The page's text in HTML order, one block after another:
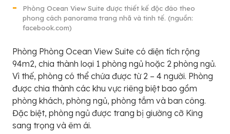
Phòng Ocean View Suite được thiết kế độc đáo theo
phong cách panorama trang nhã và tinh tế. (nguồn:
facebook.com)
Phòng Phòng Ocean View Suite có diện tích rộng
94m2, chia thành loại 1 phòng ngủ hoặc 2 phòng ngủ.
Vì thế, phòng có thể chứa được từ 2 – 4 người. Phòng
được chia thành các khu vực riêng biệt bao gồm
phòng khách, phòng ngủ, phòng tắm và ban công.
Đặc biệt, phòng ngủ được trang bị giường cỡ King
sang trọng và êm ái.